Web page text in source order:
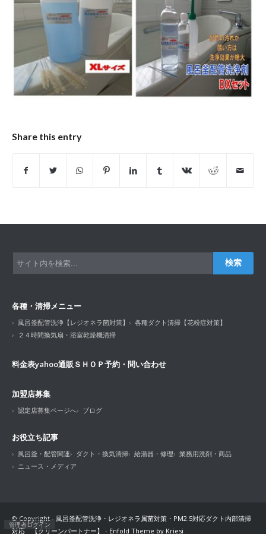
Share this entry
検索
各種・清掃メニュー
風呂釜配管洗浄【レジオネラ菌対策】
各種ダクト清掃【花粉症対策】
２４時間換気扇・浴室乾燥機清掃
料金表yahoo通販ＳＨＯＰ予約・問い合わせ
加盟店募集
認定店募集ページへ ブログ
お役立ち記事
風呂釜・配管関連 ダクト・換気清掃 給湯器・修理
業務用洗剤・商品
ニュース・メディア
管理者ログイン
© Copyright - 風呂釜配管洗浄・レジオネラ属菌対策・PM2.5対応ダクト内部清掃
対応 【クリーンパートナー】
- Enfold Theme by Kriesi